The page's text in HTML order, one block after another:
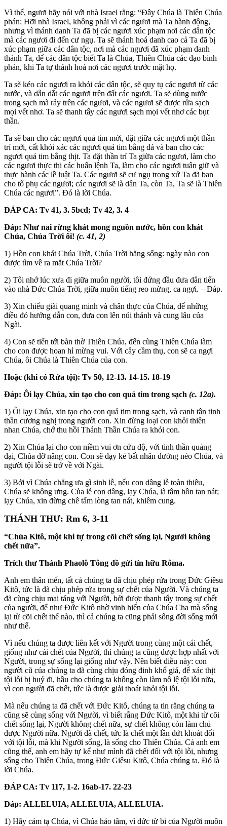
Vì thế, ngươi hãy nói với nhà Israel rằng: “Đây Chúa là Thiên Chúa
phán: Hỡi nhà Israel, không phải vì các ngươi mà Ta hành động,
nhưng vì thánh danh Ta đã bị các ngươi xúc phạm nơi các dân tộc
mà các ngươi đi đến cư ngụ. Ta sẽ thánh hoá danh cao cả Ta đã bị
xúc phạm giữa các dân tộc, nơi mà các ngươi đã xúc phạm danh
thánh Ta, để các dân tộc biết Ta là Chúa, Thiên Chúa các đạo binh
phán, khi Ta tự thánh hoá nơi các ngươi trước mặt họ.
Ta sẽ kéo các ngươi ra khỏi các dân tộc, sẽ quy tụ các ngươi từ các
nước, và dẫn dắt các ngươi trên đất các ngươi. Ta sẽ dùng nước
trong sạch mà rảy trên các ngươi, và các ngươi sẽ được rửa sạch
mọi vết nhơ. Ta sẽ thanh tẩy các ngươi sạch mọi vết nhơ các bụt
thần.
Ta sẽ ban cho các ngươi quả tim mới, đặt giữa các ngươi một thần
trí mới, cất khỏi xác các ngươi quả tim bằng đá và ban cho các
ngươi quả tim bằng thịt. Ta đặt thần trí Ta giữa các ngươi, làm cho
các ngươi thực thi các huấn lệnh Ta, làm cho các ngươi tuân giữ và
thực hành các lề luật Ta. Các ngươi sẽ cư ngụ trong xứ Ta đã ban
cho tổ phụ các ngươi; các ngươi sẽ là dân Ta, còn Ta, Ta sẽ là Thiên
Chúa các ngươi”. Đó là lời Chúa.
ĐÁP CA: Tv 41, 3. 5bcd; Tv 42, 3. 4
Đáp: Như nai rừng khát mong nguồn nước, hồn con khát
Chúa, Chúa Trời ôi! (c. 41, 2)
1) Hồn con khát Chúa Trời, Chúa Trời hằng sống: ngày nào con
được tìm về ra mắt Chúa Trời?
2) Tôi nhớ lúc xưa đi giữa muôn người, tôi đứng đầu đưa dân tiến
vào nhà Đức Chúa Trời, giữa muôn tiếng reo mừng, ca ngợi. – Đáp.
3) Xin chiếu giãi quang minh và chân thực của Chúa, để những
điều đó hướng dẫn con, đưa con lên núi thánh và cung lâu của
Ngài.
4) Con sẽ tiến tới bàn thờ Thiên Chúa, đến cùng Thiên Chúa làm
cho con được hoan hỉ mừng vui. Với cây cầm thụ, con sẽ ca ngợi
Chúa, ôi Chúa là Thiên Chúa của con.
Hoặc (khi có Rửa tội): Tv 50, 12-13. 14-15. 18-19
Đáp: Ôi lạy Chúa, xin tạo cho con quả tim trong sạch (c. 12a).
1) Ôi lạy Chúa, xin tạo cho con quả tim trong sạch, và canh tân tinh
thần cương nghị trong người con. Xin đừng loại con khỏi thiên
nhan Chúa, chớ thu hồi Thánh Thần Chúa ra khỏi con.
2) Xin Chúa lại cho con niềm vui ơn cứu độ, với tinh thần quảng
đại, Chúa đỡ nâng con. Con sẽ dạy kẻ bất nhân đường nẻo Chúa, và
người tội lỗi sẽ trở về với Ngài.
3) Bởi vì Chúa chẳng ưa gì sinh lễ, nếu con dâng lễ toàn thiêu,
Chúa sẽ không ưng. Của lễ con dâng, lạy Chúa, là tâm hồn tan nát;
lạy Chúa, xin đừng chê tấm lòng tan nát, khiêm cung.
THÁNH THƯ: Rm 6, 3-11
“Chúa Kitô, một khi tự trong cõi chết sống lại, Người không
chết nữa”.
Trích thư Thánh Phaolô Tông đồ gửi tín hữu Rôma.
Anh em thân mến, tất cả chúng ta đã chịu phép rửa trong Đức Giêsu
Kitô, tức là đã chịu phép rửa trong sự chết của Người. Và chúng ta
đã cùng chịu mai táng với Người, bởi được thanh tẩy trong sự chết
của người, để như Đức Kitô nhờ vinh hiển của Chúa Cha mà sống
lại từ cõi chết thế nào, thì cả chúng ta cũng phải sống đời sống mới
như thế.
Vì nếu chúng ta được liên kết với Người trong cùng một cái chết,
giống như cái chết của Người, thì chúng ta cũng được hợp nhất với
Người, trong sự sống lại giống như vậy. Nên biết điều này: con
người cũ của chúng ta đã cùng chịu đóng đinh khổ giá, để xác thịt
tội lỗi bị huỷ đi, hầu cho chúng ta không còn làm nô lệ tội lỗi nữa,
vì con người đã chết, tức là được giải thoát khỏi tội lỗi.
Mà nếu chúng ta đã chết với Đức Kitô, chúng ta tin rằng chúng ta
cũng sẽ cùng sống với Người, vì biết rằng Đức Kitô, một khi từ cõi
chết sống lại, Người không chết nữa, sự chết không còn làm chủ
được Người nữa. Người đã chết, tức là chết một lần dứt khoát đối
với tội lỗi, mà khi Người sống, là sống cho Thiên Chúa. Cả anh em
cũng thế, anh em hãy tự kể như mình đã chết đối với tội lỗi, nhưng
sống cho Thiên Chúa, trong Đức Giêsu Kitô, Chúa chúng ta. Đó là
lời Chúa.
ĐÁP CA: Tv 117, 1-2. 16ab-17. 22-23
Đáp: ALLELUIA, ALLELUIA, ALLELUIA.
1) Hãy cảm tạ Chúa, vì Chúa hảo tâm, vì đức từ bi của Người muôn